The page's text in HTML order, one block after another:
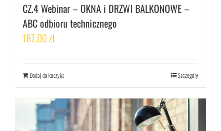
CZ.4 Webinar – OKNA i DRZWI BALKONOWE –
ABC odbioru technicznego
187,00zł
Dodaj do koszyka Szczegóły